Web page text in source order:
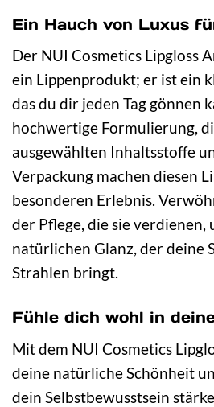
Ein Hauch von Luxus
Der NUI Cosmetics Lipgloss
ein Lippenprodukt; er ist ein
das du dir jeden Tag gönnen
hochwertige Formulierung,
ausgewählten Inhaltsstoffe
Verpackung machen diesen
besonderen Erlebnis.
der Pflege, die sie verdienen,
natürlichen Glanz, der deine
Strahlen bringt.
Fühle dich wohl in
Mit dem NUI Cosmetics
deine natürliche Schönheit
dein Selbstbewusstsein